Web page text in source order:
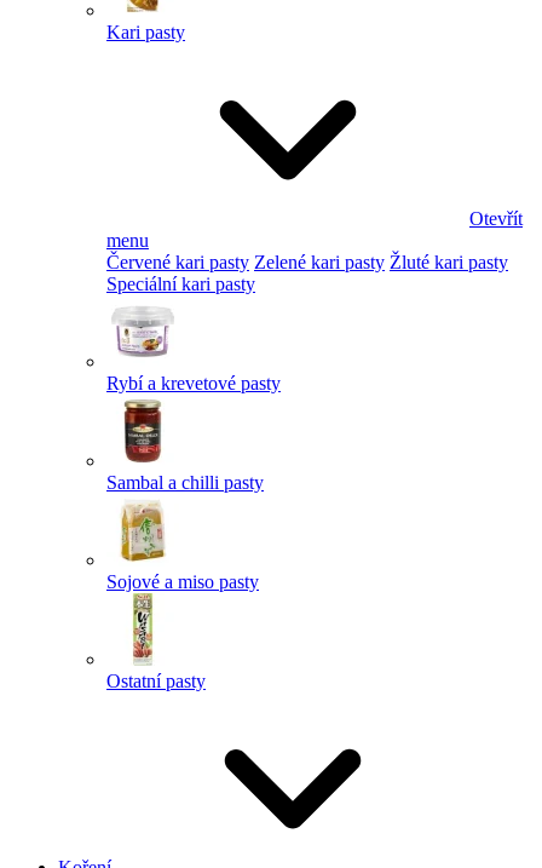
Kari pasty
Otevřít
menu
Červené kari pasty Zelené kari pasty Žluté kari pasty
Speciální kari pasty
Rybí a krevetové pasty
Sambal a chilli pasty
Sojové a miso pasty
Ostatní pasty